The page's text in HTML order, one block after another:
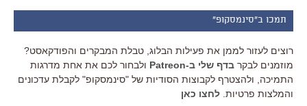
תמכו ב"סינמסקופ"
רוצים לעזור לממן את פעילות הבלוג, טבלת המבקרים והפודקאסט?
מוזמנים לבקר בדף שלי ב-Patreon
ולבחור לכם את אחת מדרגות
התמיכה, ולהצטרף לקבוצות הסודיות של "סינמסקופ" לקבלת עדכונים
והמלצות פרטיות. לחצו כאן